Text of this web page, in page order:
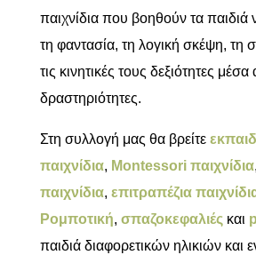
παιχνίδια που βοηθούν τα παιδιά
τη φαντασία, τη λογική σκέψη, τη
τις κινητικές τους δεξιότητες
δραστηριότητες.
Στη συλλογή μας θα βρείτε
παιχνίδια, Montessori παιχνίδια,
παιχνίδια, επιτραπέζια
Ρομποτική, σπαζοκεφαλιές και
παιδιά διαφορετικών ηλικιών και